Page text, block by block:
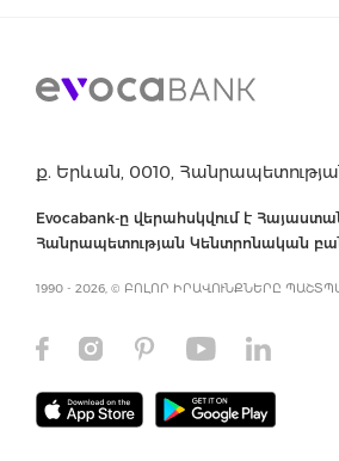
ք. Երևան, 0010,
Evocabank-ը վերահսկվում է
Հանրապետության Կենտրոնական
1990 - 2026, © ԲՈԼՈՐ ԻՐԱՎՈՒՆՔՆԵՐԸ